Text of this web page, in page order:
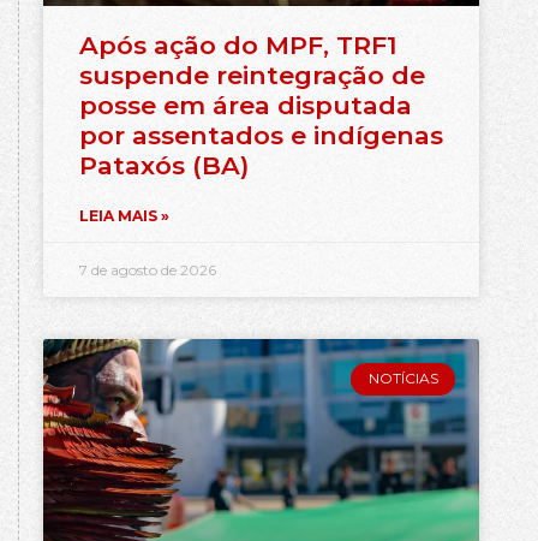
Após ação do MPF, TRF1
suspende reintegração de
posse em área disputada
por assentados e indígenas
Pataxós (BA)
LEIA MAIS »
7 de agosto de 2026
NOTÍCIAS